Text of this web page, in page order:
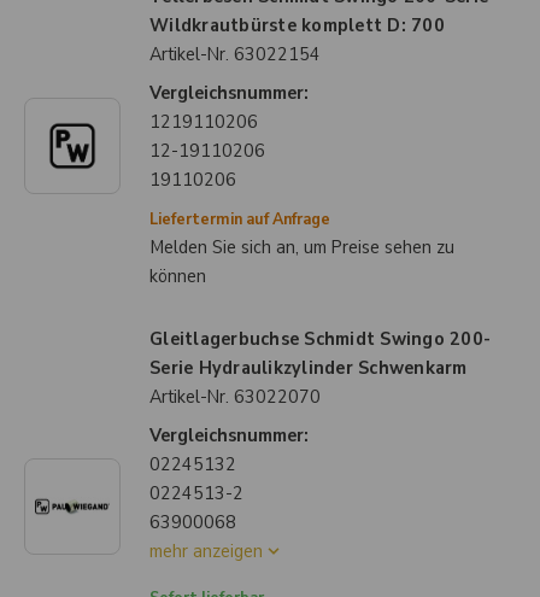
Wildkrautbürste komplett D: 700
Artikel-Nr. 63022154
Vergleichsnummer:
1219110206
12-19110206
19110206
Liefertermin auf Anfrage
Melden Sie sich an, um Preise sehen zu
können
Gleitlagerbuchse Schmidt Swingo 200-
Serie Hydraulikzylinder Schwenkarm
Artikel-Nr. 63022070
Vergleichsnummer:
02245132
0224513-2
63900068
mehr anzeigen